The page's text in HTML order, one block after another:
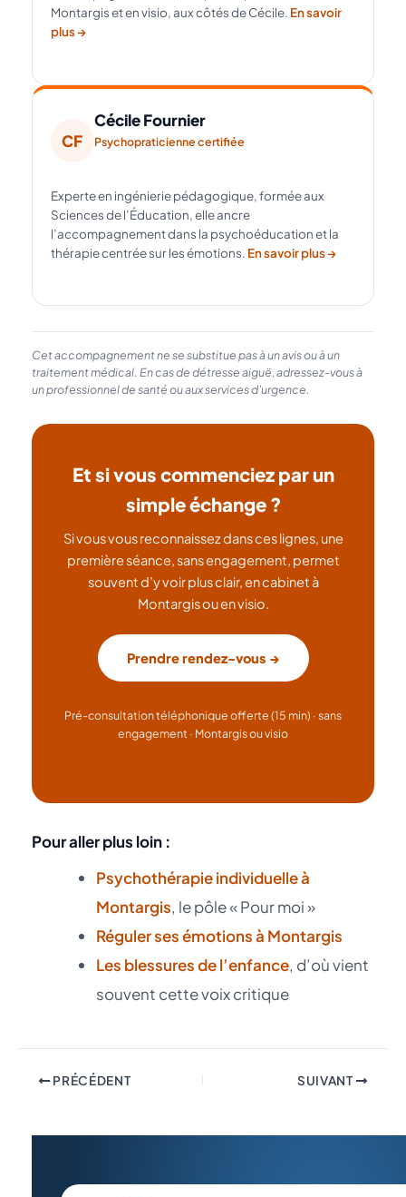
Montargis et en visio, aux côtés de Cécile. En savoir
plus →
CF
Cécile Fournier
Psychopraticienne certifiée
Experte en ingénierie pédagogique, formée aux
Sciences de l’Éducation, elle ancre
l’accompagnement dans la psychoéducation et la
thérapie centrée sur les émotions. En savoir plus →
Cet accompagnement ne se substitue pas à un avis ou à un
traitement médical. En cas de détresse aiguë, adressez-vous à
un professionnel de santé ou aux services d’urgence.
Et si vous commenciez par un
simple échange ?
Si vous vous reconnaissez dans ces lignes, une
première séance, sans engagement, permet
souvent d’y voir plus clair, en cabinet à
Montargis ou en visio.
Prendre rendez-vous →
Pré-consultation téléphonique offerte (15 min) · sans
engagement · Montargis ou visio
Pour aller plus loin :
Psychothérapie individuelle à
Montargis, le pôle « Pour moi »
Réguler ses émotions à Montargis
Les blessures de l’enfance, d’où vient
souvent cette voix critique
PRÉCÉDENT SUIVANT